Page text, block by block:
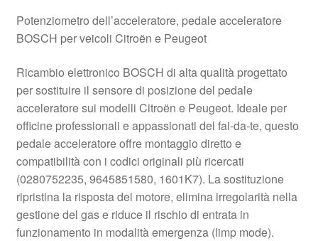
Potenziometro dell’acceleratore, pedale acceleratore
BOSCH per veicoli Citroën e Peugeot
Ricambio elettronico BOSCH di alta qualità progettato
per sostituire il sensore di posizione del pedale
acceleratore sui modelli Citroën e Peugeot. Ideale per
officine professionali e appassionati del fai‑da‑te, questo
pedale acceleratore offre montaggio diretto e
compatibilità con i codici originali più ricercati
(0280752235, 9645851580, 1601K7). La sostituzione
ripristina la risposta del motore, elimina irregolarità nella
gestione del gas e riduce il rischio di entrata in
funzionamento in modalità emergenza (limp mode).